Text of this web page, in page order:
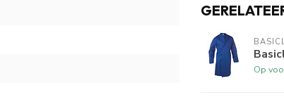
Op